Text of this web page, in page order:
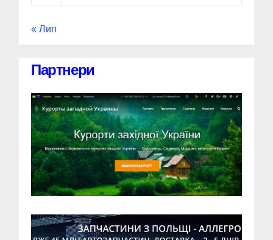
« Лип
Партнери